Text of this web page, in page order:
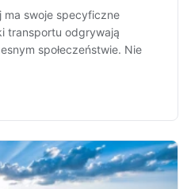
swoje specyficzne
transportu odgrywają
społeczeństwie. Nie